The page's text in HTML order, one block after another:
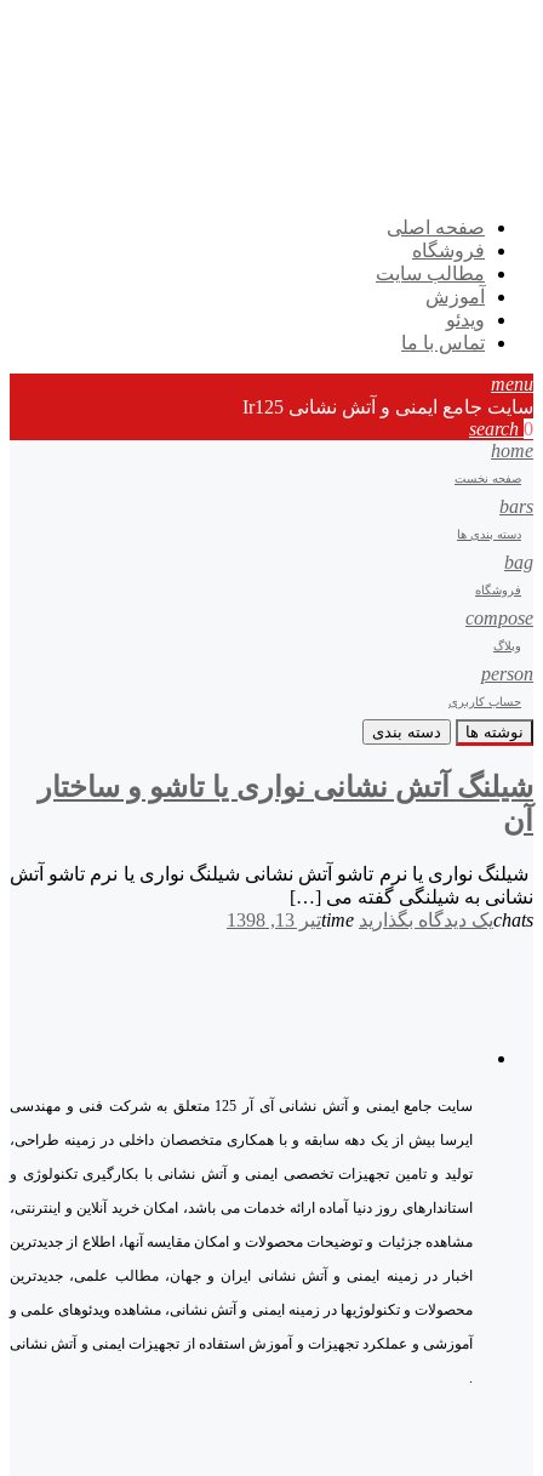
صفحه اصلی
فروشگاه
مطالب سایت
آموزش
ویدئو
تماس با ما
menu
سایت جامع ایمنی و آتش نشانی Ir125
search 0
home
صفحه نخست
bars
دسته بندی ها
bag
فروشگاه
compose
وبلاگ
person
حساب کاربری
نوشته ها دسته بندی
شیلنگ آتش نشانی نواری یا تاشو و ساختار
آن
شیلنگ نواری یا نرم تاشو آتش نشانی شیلنگ نواری یا نرم تاشو آتش
نشانی به شیلنگی گفته می […]
chatsیک دیدگاه بگذارید timeتیر 13, 1398
سایت جامع ایمنی و آتش نشانی آی آر 125 متعلق به شرکت فنی و مهندسی
ایرسا بیش از یک دهه سابقه و با همکاری متخصصان داخلی در زمینه طراحی،
تولید و تامین تجهیزات تخصصی ایمنی و آتش نشانی با بکارگیری تکنولوژی و
استاندارهای روز دنیا آماده ارائه خدمات می باشد، امکان خرید آنلاین و اینترنتی،
مشاهده جزئیات و توضیحات محصولات و امکان مقایسه آنها، اطلاع از جدیدترین
اخبار در زمینه ایمنی و آتش نشانی ایران و جهان، مطالب علمی، جدیدترین
محصولات و تکنولوژیها در زمینه ایمنی و آتش نشانی، مشاهده ویدئوهای علمی و
آموزشی و عملکرد تجهیزات و آموزش استفاده از تجهیزات ایمنی و آتش نشانی
.